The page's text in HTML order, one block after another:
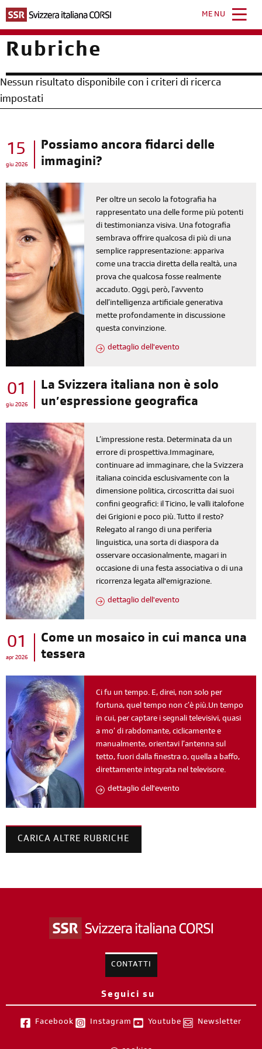
contenuto
principale
MENU
Rubriche
Nessun risultato disponibile con i criteri di ricerca
impostati
15
giu 2026
Possiamo ancora fidarci delle
immagini?
Per oltre un secolo la fotografia ha
rappresentato una delle forme più potenti
di testimonianza visiva. Una fotografia
sembrava offrire qualcosa di più di una
semplice rappresentazione: appariva
come una traccia diretta della realtà, una
prova che qualcosa fosse realmente
accaduto. Oggi, però, l’avvento
dell’intelligenza artificiale generativa
mette profondamente in discussione
questa convinzione.
dettaglio dell'evento
01
giu 2026
La Svizzera italiana non è solo
un’espressione geografica
L’impressione resta. Determinata da un
errore di prospettiva.Immaginare,
continuare ad immaginare, che la Svizzera
italiana coincida esclusivamente con la
dimensione politica, circoscritta dai suoi
confini geografici: il Ticino, le valli italofone
dei Grigioni e poco più. Tutto il resto?
Relegato al rango di una periferia
linguistica, una sorta di diaspora da
osservare occasionalmente, magari in
occasione di una festa associativa o di una
ricorrenza legata all'emigrazione.
dettaglio dell'evento
01
apr 2026
Come un mosaico in cui manca una
tessera
Ci fu un tempo. E, direi, non solo per
fortuna, quel tempo non c’è più.Un tempo
in cui, per captare i segnali televisivi, quasi
a mo’ di rabdomante, ciclicamente e
manualmente, orientavi l’antenna sul
tetto, fuori dalla finestra o, quella a baffo,
direttamente integrata nel televisore.
dettaglio dell'evento
CARICA ALTRE RUBRICHE
CONTATTI
Seguici su
Facebook Instagram Youtube Newsletter